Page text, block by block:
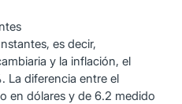
es decir,
y la inflación, el
La diferencia entre el
en dólares y de 6.2 medido